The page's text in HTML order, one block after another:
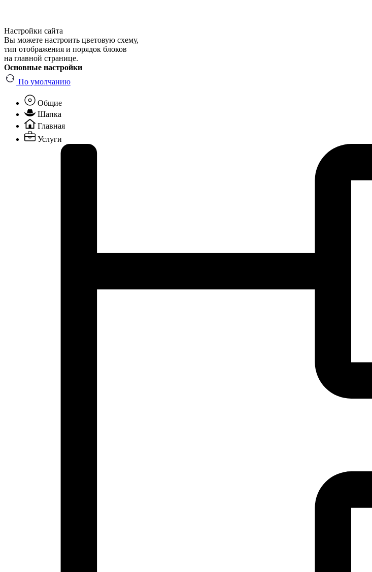
Настройки сайта
Вы можете настроить цветовую схему,
тип отображения и порядок блоков
на главной странице.
Основные настройки
По умолчанию
Общие
Шапка
Главная
Услуги